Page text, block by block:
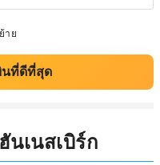
าย
นที่ดีที่สุด
เนสเบิร์ก